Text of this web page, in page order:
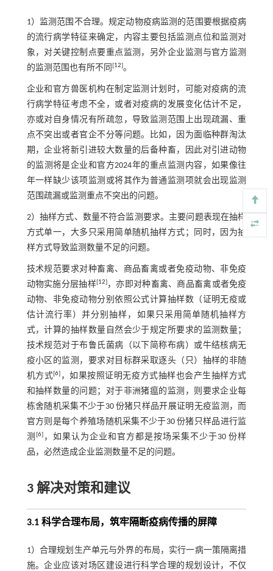
1）监测范围不合理。规定动物疫病监测的范围要根据疫病
的流行病学特征来确定，内容主要包括监测点位和监测对
象，对关键控制点要重点监测，另外企业监测与官方监测
的监测范围也有所不同 [12]。
企业和官方兽医机构在制定监测计划时，可能对疫病的流
行病学特征考虑不全，或者对疫病的发展变化估计不足，
亦或对自身情况有所疏忽，导致监测范围上出现疏漏、重
点不突出或者官企不分等问题。比如，因为面临种群淘汰
期，企业将新引进较大数量的后备种畜，因此对引进动物
的监测将是企业和官方2024年的重点监测内容，如果像往
年一样缺少该项监测或将其作为普通监测项就会出现监测
范围疏漏或监测重点不突出的问题。
2）抽样方式、数量不符合监测要求。主要问题表现在抽样
方式单一，大多只采用简单随机抽样方式；同时，因为抽
样方式导致监测数量不足的问题。
技术规范要求对种畜禽、商品畜禽或者免疫动物、非免疫
动物实施分层抽样[12]，亦即对种畜禽、商品畜禽或者免疫
动物、非免疫动物分别依照公式计算抽样数（证明无疫或
估计流行率）并分别抽样，如果只采用简单随机抽样方
式，计算的抽样数量自然会少于规定所要求的监测数量；
技术规范对于布鲁氏菌病（以下简称布病）或牛结核病无
疫小区的监测，要求对目标群采取逐头（只）抽样的非随
机方式[6] ，如果按照证明无疫方式抽样也会产生抽样方式
和抽样数量的问题；对于非洲猪瘟的监测，则要求企业每
栋舍随机采集不少于30 份猪只样品开展证明无疫监测，而
官方则是每个养殖场随机采集不少于30 份猪只样品进行监
测 [6]，如果认为企业和官方都是按场采集不少于30 份样
品，必然造成企业监测数量不足的问题。
3 解决对策和建议
3.1 科学合理布局，筑牢隔断疫病传播的屏障
1）合理规划生产单元与外界的布局，实行一病一策隔离措
施。企业应该对场区建设进行科学合理的规划设计，不仅